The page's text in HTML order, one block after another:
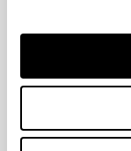
Também
Nails4’Us
Bento